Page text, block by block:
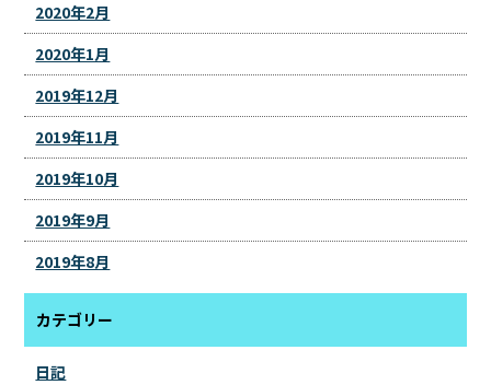
2020年2月
2020年1月
2019年12月
2019年11月
2019年10月
2019年9月
2019年8月
カテゴリー
日記